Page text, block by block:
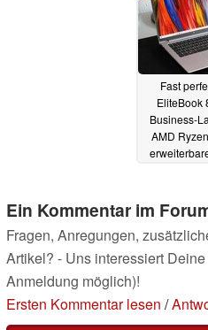
Fast
EliteBook
Business-
AMD
Ein Kommentar im
Fragen, Anregungen,
Artikel? - Uns interessiert
Anmeldung möglich)!
Ersten Kommentar lesen /